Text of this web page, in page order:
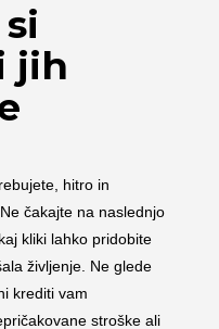
jih
hitro in
čakajte na naslednjo
kliki lahko pridobite
življenje. Ne glede
krediti vam
stroške ali